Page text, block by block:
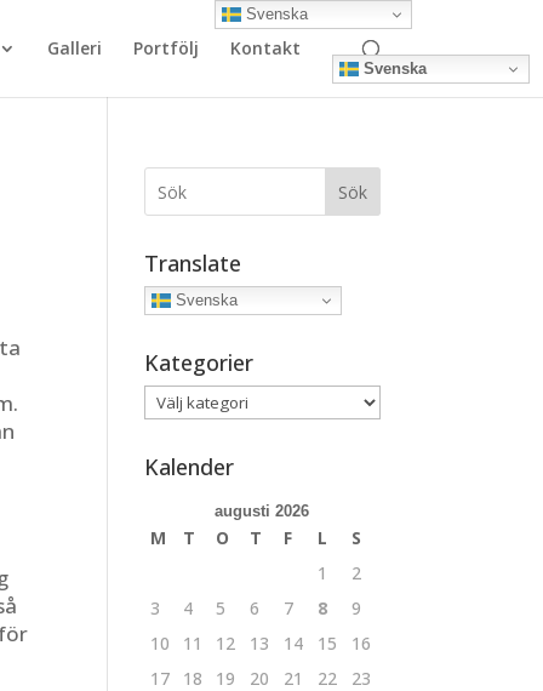
Galleri Portfölj Kontakt
Svenska
Sök
Translate
Svenska
Kategorier
Kategorier
Kalender
augusti 2026
M T O T F L
S
1
2
3
4 5 6 7 8
9
10
11 12 13 14 15
16
17
18 19 20 21 22
23
Svenska